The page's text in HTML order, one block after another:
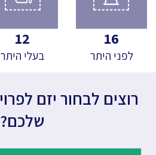
16
לפני היתר
12
בעלי היתר
שלכם?